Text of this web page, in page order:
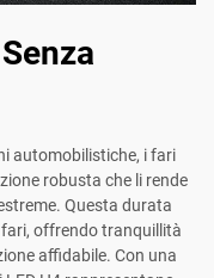
automobilistiche, i fari
robusta che li rende
Questa durata
offrendo tranquillità
affidabile. Con una